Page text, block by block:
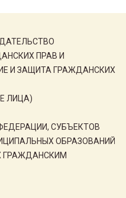
ПРАВ И
И ЗАЩИТА ГРАЖДАНСКИХ
ЛИЦА)
СУБЪЕКТОВ
ОБРАЗОВАНИЙ
ГРАЖДАНСКИМ